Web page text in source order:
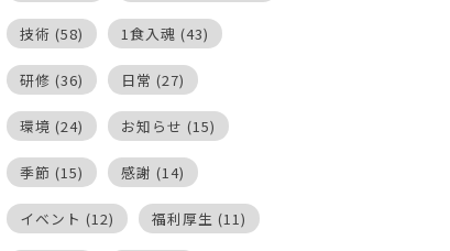
技術 (58) 1食入魂 (43)
研修 (36) 日常 (27)
環境 (24) お知らせ (15)
季節 (15) 感謝 (14)
イベント (12) 福利厚生 (11)